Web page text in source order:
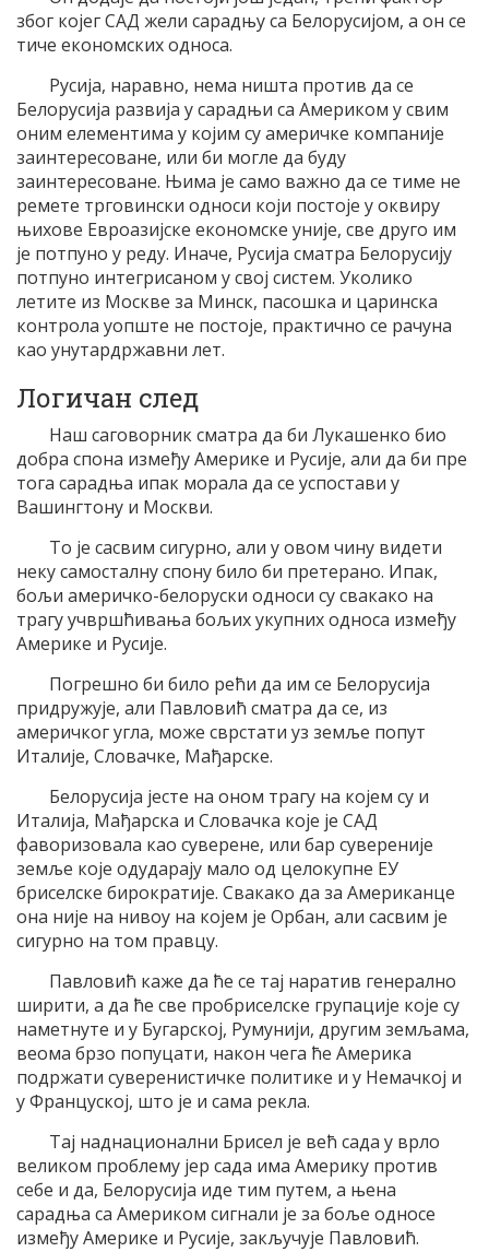
због којег САД жели сарадњу са Белорусијом, а он се
тиче економских односа.
Русија, наравно, нема ништа против да се
Белорусија развија у сарадњи са Америком у свим
оним елементима у којим су америчке компаније
заинтересоване, или би могле да буду
заинтересоване. Њима је само важно да се тиме не
ремете трговински односи који постоје у оквиру
њихове Евроазијске економске уније, све друго им
је потпуно у реду. Иначе, Русија сматра Белорусију
потпуно интегрисаном у свој систем. Уколико
летите из Москве за Минск, пасошка и царинска
контрола уопште не постоје, практично се рачуна
као унутардржавни лет.
Логичан след
Наш саговорник сматра да би Лукашенко био
добра спона између Америке и Русије, али да би пре
тога сарадња ипак морала да се успостави у
Вашингтону и Москви.
То је сасвим сигурно, али у овом чину видети
неку самосталну спону било би претерано. Ипак,
бољи америчко-белоруски односи су свакако на
трагу учвршћивања бољих укупних односа између
Америке и Русије.
Погрешно би било рећи да им се Белорусија
придружује, али Павловић сматра да се, из
америчког угла, може сврстати уз земље попут
Италије, Словачке, Мађарске.
Белорусија јесте на оном трагу на којем су и
Италија, Мађарска и Словачка које је САД
фаворизовала као суверене, или бар сувереније
земље које одударају мало од целокупне ЕУ
бриселске бирократије. Свакако да за Американце
она није на нивоу на којем је Орбан, али сасвим је
сигурно на том правцу.
Павловић каже да ће се тај наратив генерално
ширити, а да ће све пробриселске групације које су
наметнуте и у Бугарској, Румунији, другим земљама,
веома брзо попуцати, након чега ће Америка
подржати суверенистичке политике и у Немачкој и
у Француској, што је и сама рекла.
Тај наднационални Брисел је већ сада у врло
великом проблему јер сада има Америку против
себе и да, Белорусија иде тим путем, а њена
сарадња са Америком сигнали је за боље односе
између Америке и Русије, закључује Павловић.